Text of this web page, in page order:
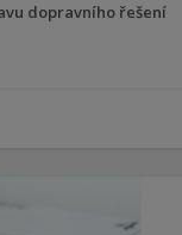
dopravního řešení